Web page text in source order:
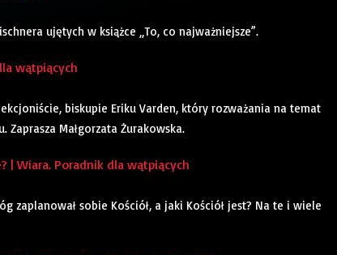
ujętych w książce „To, co najważniejsze”.
wątpiących
biskupie Eriku Varden, który rozważania na temat
Zaprasza Małgorzata Żurakowska.
| Wiara. Poradnik dla wątpiących
zaplanował sobie Kościół, a jaki Kościół jest? Na te i wiele